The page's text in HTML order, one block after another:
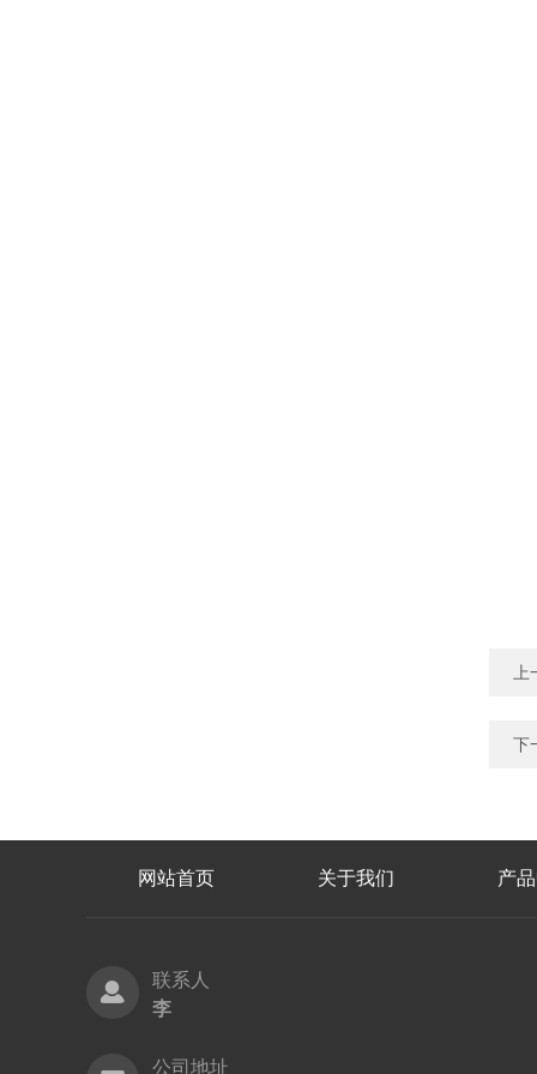
下
网站首页 关于我们 产
联系人
李
公司地址